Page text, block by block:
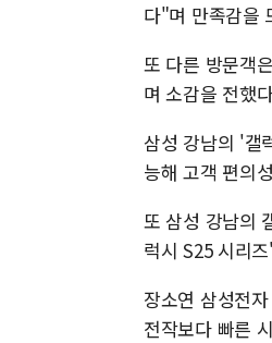
다"며 만족감을
또 다른 방문객
며 소감을 전했
삼성 강남의 '갤
능해 고객 편의
또 삼성 강남의
럭시 S25 시리
장소연 삼성전
전작보다 빠른